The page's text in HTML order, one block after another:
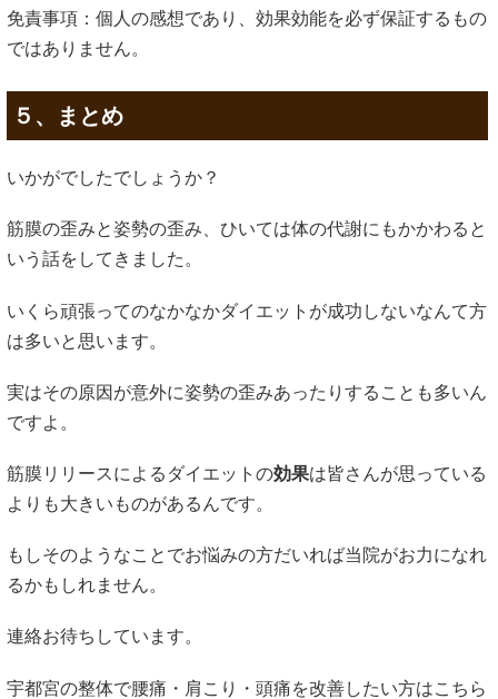
免責事項：個人の感想であり、効果効能を必ず保証するもの
ではありません。
５、まとめ
いかがでしたでしょうか？
筋膜の歪みと姿勢の歪み、ひいては体の代謝にもかかわると
いう話をしてきました。
いくら頑張ってのなかなかダイエットが成功しないなんて方
は多いと思います。
実はその原因が意外に姿勢の歪みあったりすることも多いん
ですよ。
筋膜リリースによるダイエットの効果は皆さんが思っている
よりも大きいものがあるんです。
もしそのようなことでお悩みの方だいれば当院がお力になれ
るかもしれません。
連絡お待ちしています。
宇都宮の整体で腰痛・肩こり・頭痛を改善したい方はこちら